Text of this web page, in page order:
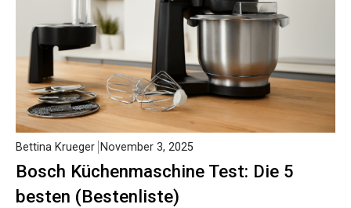
Bosch Küchenmaschine Test: Die 5
besten (Bestenliste)
Bettina Krueger November 3, 2025